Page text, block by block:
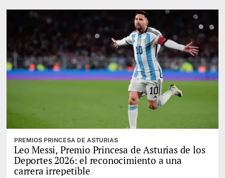
PREMIOS PRINCESA DE ASTURIAS
Leo Messi, Premio Princesa de Asturias de los
Deportes 2026: el reconocimiento a una
carrera irrepetible